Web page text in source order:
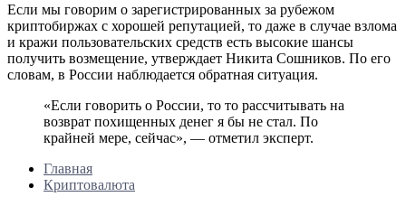
Если мы говорим о зарегистрированных за рубежом
криптобиржах с хорошей репутацией, то даже в случае взлома
и кражи пользовательских средств есть высокие шансы
получить возмещение, утверждает Никита Сошников. По его
словам, в России наблюдается обратная ситуация.
«Если говорить о России, то то рассчитывать на
возврат похищенных денег я бы не стал. По
крайней мере, сейчас», — отметил эксперт.
Главная
Криптовалюта